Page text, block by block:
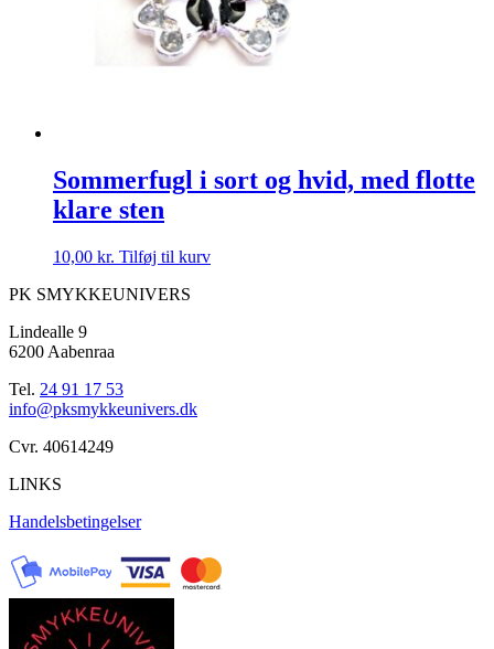
Sommerfugl i sort og hvid, med flotte
klare sten
10,00 kr. Tilføj til kurv
PK SMYKKEUNIVERS
Lindealle 9
6200 Aabenraa
Tel. 24 91 17 53
info@pksmykkeunivers.dk
Cvr. 40614249
LINKS
Handelsbetingelser